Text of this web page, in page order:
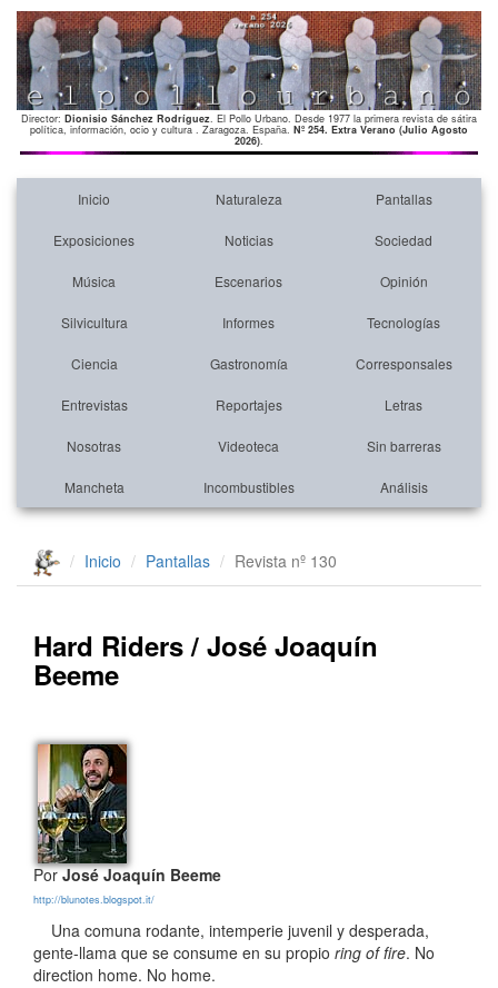
Director: Dionisio Sánchez Rodríguez. El Pollo Urbano. Desde 1977 la primera revista de sátira
política, información, ocio y cultura . Zaragoza. España. Nº 254. Extra Verano (Julio Agosto
2026).
Inicio Naturaleza Pantallas
Exposiciones Noticias Sociedad
Música Escenarios Opinión
Silvicultura Informes Tecnologías
Ciencia Gastronomía Corresponsales
Entrevistas Reportajes Letras
Nosotras Videoteca Sin barreras
Mancheta Incombustibles Análisis
Inicio Pantallas Revista nº 130
Hard Riders / José Joaquín
Beeme
PorJosé Joaquín Beeme
http://blunotes.blogspot.it/
Una comuna rodante, intemperie juvenil y desperada,
gente-llama que se consume en su propio ring of fire. No
direction home. No home.